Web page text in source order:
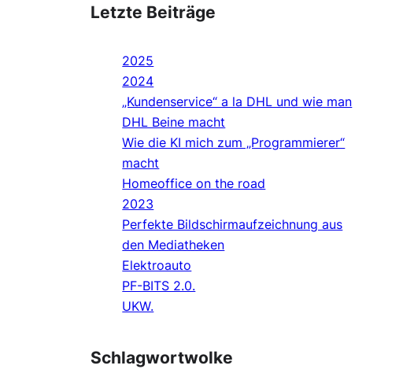
Letzte Beiträge
2025
2024
„Kundenservice“ a la DHL und wie man
DHL Beine macht
Wie die KI mich zum „Programmierer“
macht
Homeoffice on the road
2023
Perfekte Bildschirmaufzeichnung aus
den Mediatheken
Elektroauto
PF-BITS 2.0.
UKW.
Schlagwortwolke